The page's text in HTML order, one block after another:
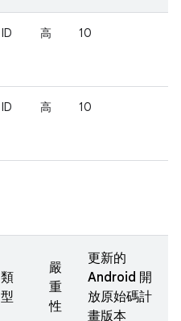
ID 高 10
ID 高 10
類
型
嚴
重
性
更新的
Android 開
放原始碼計
畫版本